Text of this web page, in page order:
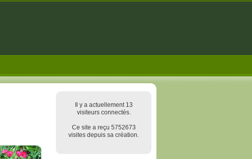
Il y a actuellement 13
visiteurs connectés.
Ce site a reçu 5752673
visites depuis sa création.